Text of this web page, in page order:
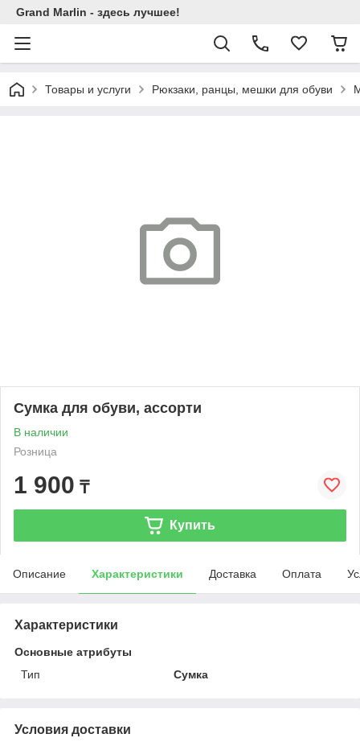
Grand Marlin - здесь лучшее!
Товары и услуги Рюкзаки, ранцы, мешки для обуви
Сумка для обуви, ассорти
В наличии
Розница
1 900 ₸
Купить
Описание Характеристики Доставка Оплата
Характеристики
Основные атрибуты
Тип
Сумка
Условия доставки